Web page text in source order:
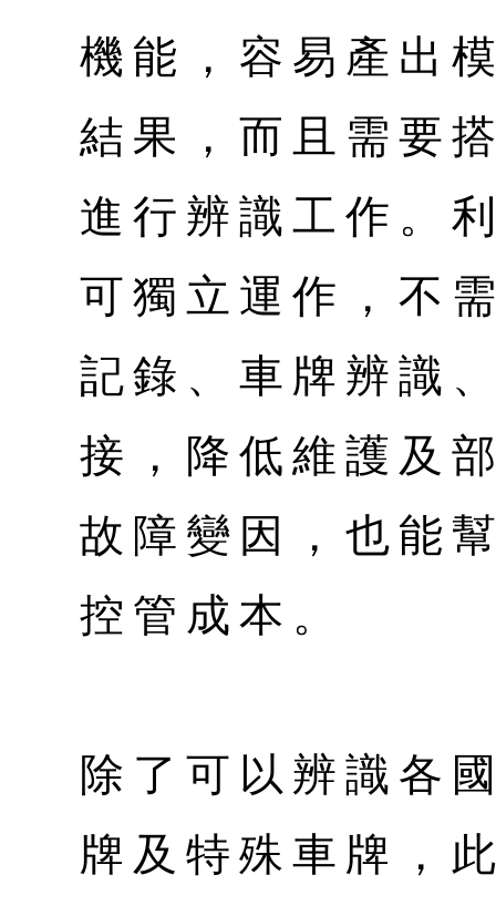
機能，容易產出
結果，而且需要
進行辨識工作。
可獨立運作，不
記錄、車牌辨識
接，降低維護及
故障變因，也能
控管成本。
除了可以辨識各
牌及特殊車牌，